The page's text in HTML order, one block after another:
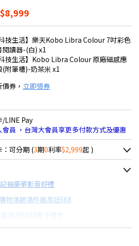
$8,999
科技生活】樂天Kobo Libra Colour 7吋彩色
閱讀器-(白) x1
科技生活】Kobo Libra Colour 原廠磁感應
(附筆槽)-奶茶米 x1
券， 立即領券
/LINE Pay
會員 ，台灣大會員享更多付款方式及優惠
：可分期 (3期0利率$2,999起 )
率，請以購物車顯示為主
每期金額 配合銀行/業者
抽豪華影音好禮
物滿額滿件最高送$68
高領$888電子禮券
聯名卡滿額最高回饋25%